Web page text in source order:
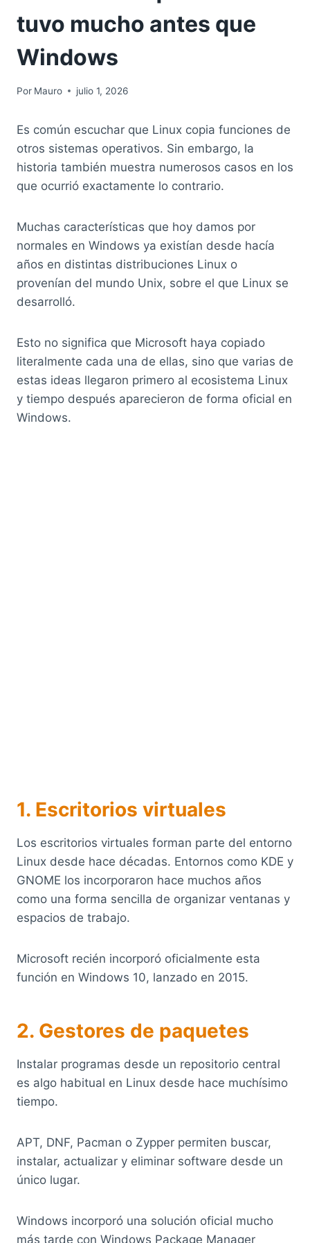
tuvo mucho antes que
Windows
Por Mauro julio 1, 2026
Es común escuchar que Linux copia funciones de
otros sistemas operativos. Sin embargo, la
historia también muestra numerosos casos en los
que ocurrió exactamente lo contrario.
Muchas características que hoy damos por
normales en Windows ya existían desde hacía
años en distintas distribuciones Linux o
provenían del mundo Unix, sobre el que Linux se
desarrolló.
Esto no significa que Microsoft haya copiado
literalmente cada una de ellas, sino que varias de
estas ideas llegaron primero al ecosistema Linux
y tiempo después aparecieron de forma oficial en
Windows.
1. Escritorios virtuales
Los escritorios virtuales forman parte del entorno
Linux desde hace décadas. Entornos como KDE y
GNOME los incorporaron hace muchos años
como una forma sencilla de organizar ventanas y
espacios de trabajo.
Microsoft recién incorporó oficialmente esta
función en Windows 10, lanzado en 2015.
2. Gestores de paquetes
Instalar programas desde un repositorio central
es algo habitual en Linux desde hace muchísimo
tiempo.
APT, DNF, Pacman o Zypper permiten buscar,
instalar, actualizar y eliminar software desde un
único lugar.
Windows incorporó una solución oficial mucho
más tarde con Windows Package Manager